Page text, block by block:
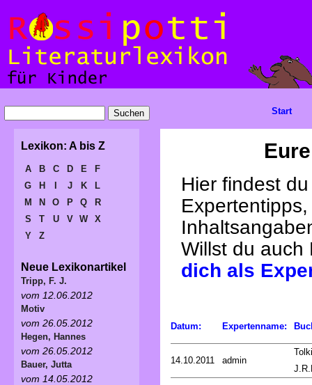
Hier findest
Willst du
dich als
Datum: Expertenname:
14.10.2011 admin
Start
Lexikon: A bis Z
A B C D E
F
G
H J K
L
M
N O P Q
R
S
T U V W
X
Y
Z
Neue Lexikonartikel
Tripp, F. J.
vom 12.06.2012
Motiv
vom 26.05.2012
Hegen, Hannes
vom 26.05.2012
Bauer, Jutta
vom 14.05.2012